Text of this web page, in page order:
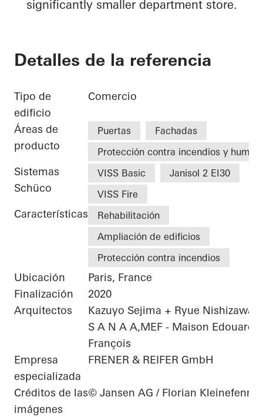
significantly smaller department store.
Detalles de la referencia
Tipo de
edificio
Comercio
Áreas de
producto
Puertas
Fachadas
Protección contra incendios y humo
Sistemas
Schüco
VISS Basic
Janisol 2 EI30
VISS Fire
Características
Rehabilitación
Ampliación de edificios
Protección contra incendios
Ubicación
Paris, France
Finalización
2020
Arquitectos
Kazuyo Sejima + Ryue Nishizawa /
S A N A A,MEF - Maison Edouard
François
Empresa
especializada
FRENER & REIFER GmbH
Créditos de las
imágenes
© Jansen AG / Florian Kleinefenn